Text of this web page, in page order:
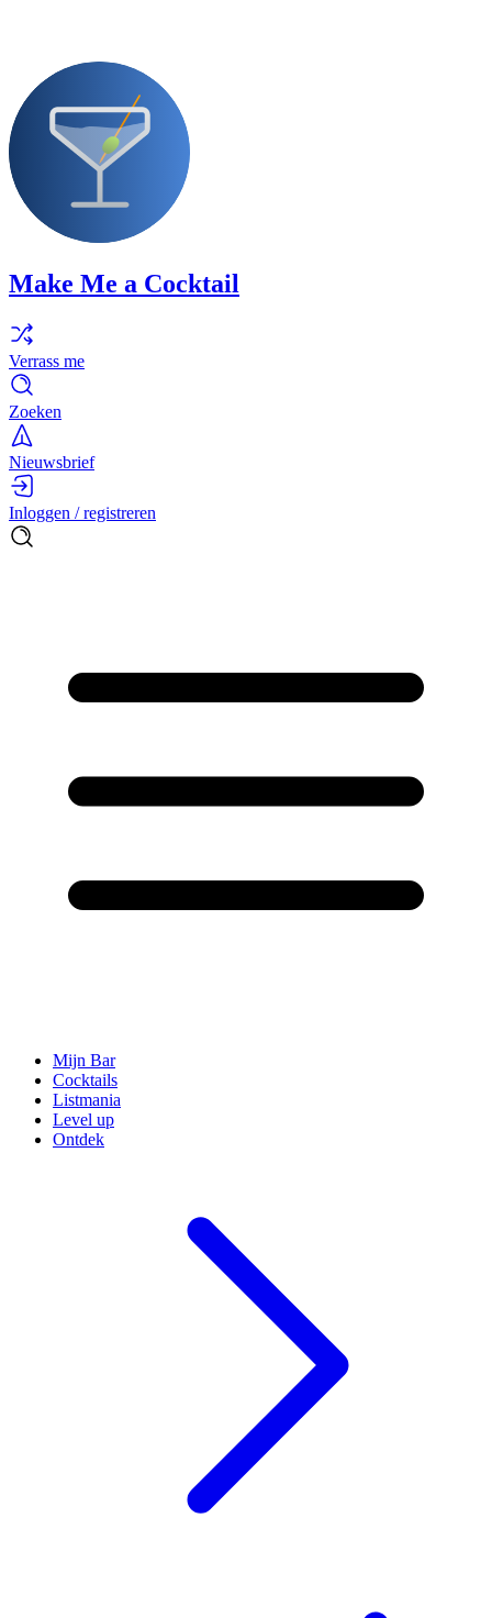
Make Me a Cocktail
Verrass me
Zoeken
Nieuwsbrief
Inloggen / registreren
Mijn Bar
Cocktails
Listmania
Level up
Ontdek